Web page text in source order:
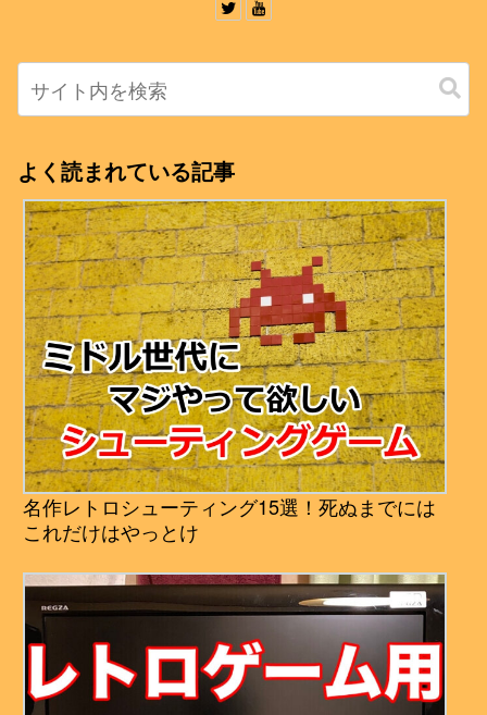
よく読まれている記事
名作レトロシューティング15選！死ぬまでには
これだけはやっとけ